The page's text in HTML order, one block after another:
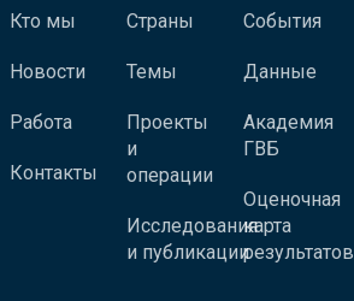
Кто мы
Новости
Работа
Контакты
Страны
Темы
Проекты
и
операции
Исследования
и публикации
События
Данные
Академия
ГВБ
Оценочная
карта
результатов